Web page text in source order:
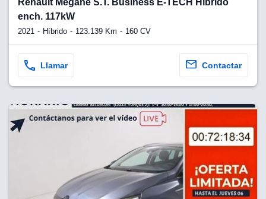
Renault Megane S.T. Business E-TECH Híbrido
ench. 117kW
2021 Híbrido 123.139 Km 160 CV
Llamar Contactar